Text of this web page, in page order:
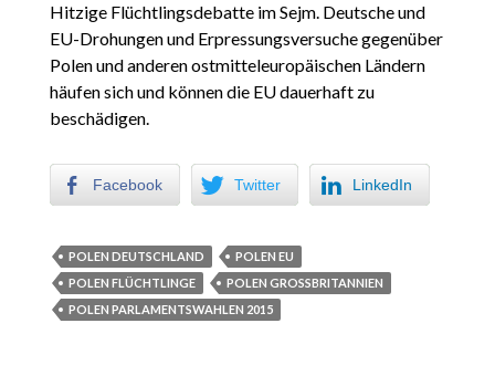
Hitzige Flüchtlingsdebatte im Sejm. Deutsche und
EU-Drohungen und Erpressungsversuche gegenüber
Polen und anderen ostmitteleuropäischen Ländern
häufen sich und können die EU dauerhaft zu
beschädigen.
Facebook Twitter LinkedIn
POLEN DEUTSCHLAND
POLEN EU
POLEN FLÜCHTLINGE
POLEN GROSSBRITANNIEN
POLEN PARLAMENTSWAHLEN 2015